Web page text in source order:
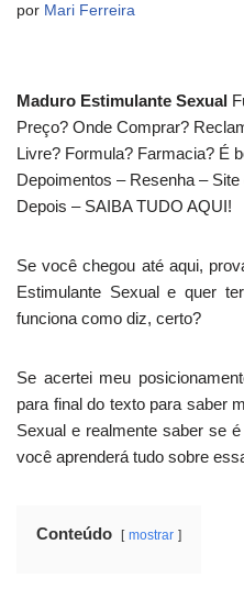
por Mari Ferreira
Maduro Estimulante Sexual
Preço? Onde Comprar?
Livre? Formula? Farmacia? É
Depoimentos – Resenha –
Depois – SAIBA TUDO AQUI!
Se você chegou até aqui,
Estimulante Sexual e quer
funciona como diz, certo?
Se acertei meu
para final do texto para saber
Sexual e realmente saber se
você aprenderá tudo sobre
Conteúdo mostrar